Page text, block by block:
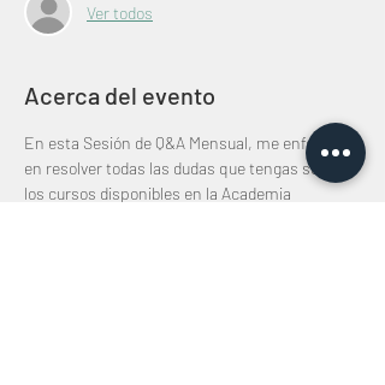
Ver todos
Acerca del evento
En esta Sesión de Q&A Mensual, me enfocaré
en resolver todas las dudas que tengas sobre
los cursos disponibles en la Academia